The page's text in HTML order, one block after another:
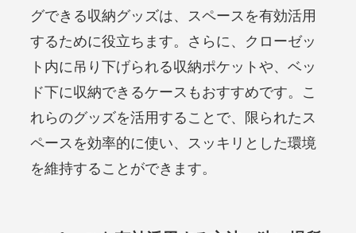
グできる収納グッズは、スペースを有効活用
するために役立ちます。さらに、クローゼッ
ト内に吊り下げられる収納ポケットや、ベッ
ド下に収納できるケースもおすすめです。こ
れらのグッズを活用することで、限られたス
ペースを効率的に使い、スッキリとした環境
を維持することができます。